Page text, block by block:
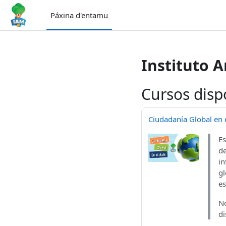
Dir al conteníu principal
Páxina d'entamu
Instituto
Cursos
Ciudadanía Global